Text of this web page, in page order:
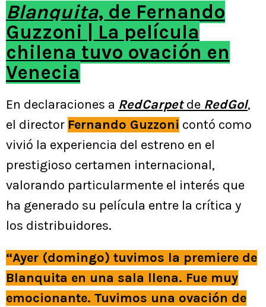
Blanquita, de Fernando
Guzzoni | La película
chilena tuvo ovación en
Venecia
En declaraciones a RedCarpetde RedGol,
el director Fernando Guzzoni contó como
vivió la experiencia del estreno en el
prestigioso certamen internacional,
valorando particularmente el interés que
ha generado su película entre la crítica y
los distribuidores.
“Ayer (domingo) tuvimos la premiere de
Blanquita en una sala llena. Fue muy
emocionante. Tuvimos una ovación de